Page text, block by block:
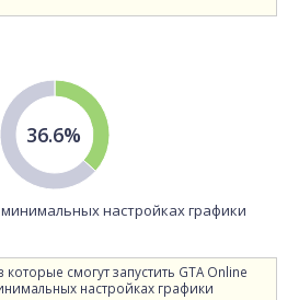
36.6%
минимальных настройках графики
смогут запустить GTA Online
настройках графики